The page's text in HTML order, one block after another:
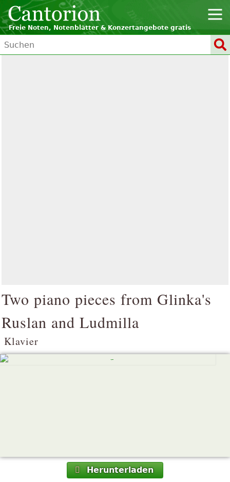
Freie Noten, Notenblätter & Konzertangebote gratis
Two piano pieces from Glinka's
Ruslan and Ludmilla
Klavier
Herunterladen